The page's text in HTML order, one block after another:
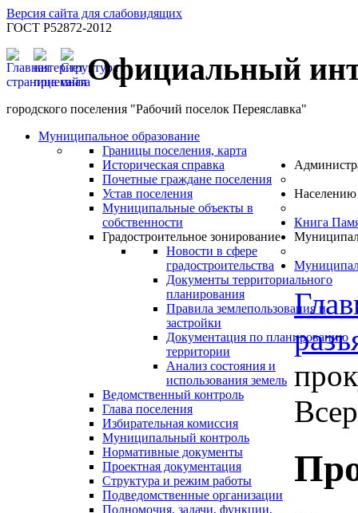
Версия сайта для слабовидящих
ГОСТ Р52872-2012
Официальный
городского поселения "Рабочий поселок Переяславка"
Муниципальное образование
Границы поселения, карта
Историческая справка
Почетные граждане поселения
Устав поселения
Муниципальные объекты в
собственности
Градостроительное зонирование
Новости в сфере
градостроительства
Документы территориального
планирования
Правила землепользования и
застройки
Документация по планированию
территории
Анализ состояния и
использования земель
Ведомственный контроль
Глава поселения
Избирательная комиссия
Муниципальный контроль
Нормативные документы
Проектная документация
Структура и режим работы
Подведомственные организации
Полномочия, задачи, функции,
Населению
Книга